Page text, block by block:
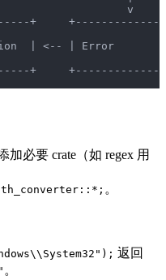
v                    v
加必要 crate（如 regex 用
。
返回
。